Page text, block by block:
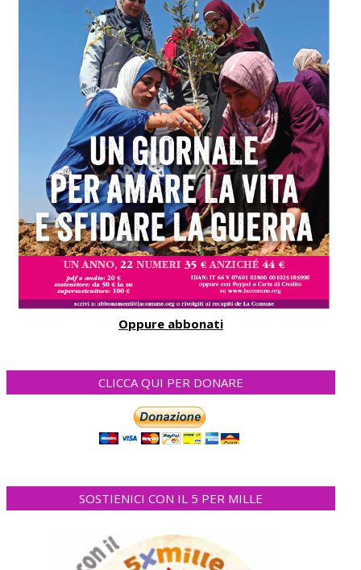
Oppure abbonati
CLICCA QUI PER DONARE
SOSTIENICI CON IL 5 PER MILLE